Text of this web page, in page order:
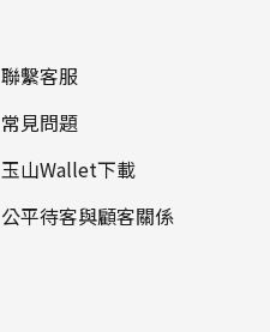
聯繫客服
常見問題
玉山Wallet下載
公平待客與顧客關係